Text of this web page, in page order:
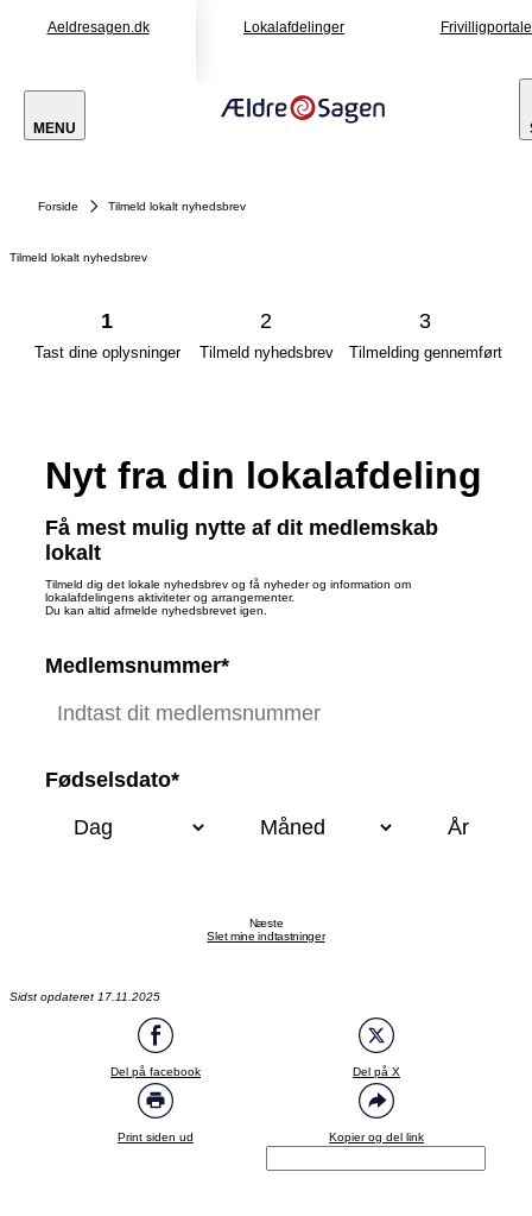
Aeldresagen.dk Lokalafdelinger
MENU
Forside Tilmeld lokalt nyhedsbrev
Tilmeld lokalt nyhedsbrev
1
Tast dine oplysninger
2
Tilmeld nyhedsbrev
3
Tilmelding gennemført
Nyt fra din lokalafdeling
Få mest mulig nytte af dit medlemskab
lokalt
Tilmeld dig det lokale nyhedsbrev og få nyheder og information om
lokalafdelingens aktiviteter og arrangementer.
Du kan altid afmelde nyhedsbrevet igen.
Medlemsnummer*
Fødselsdato*
Slet mine indtastninger
Næste
Sidst opdateret 17.11.2025
Del på facebook Del på X
Print siden ud Kopier og del link